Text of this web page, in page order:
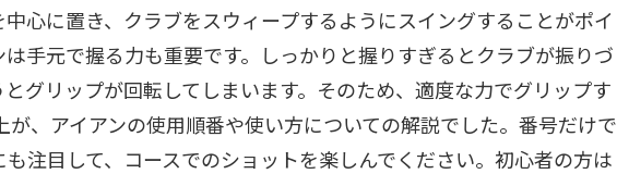
心に置き、クラブをスウィープするようにスイングすることがポイ
は手元で握る力も重要です。しっかりと握りすぎるとクラブが振りづ
グリップが回転してしまいます。そのため、適度な力でグリップす
が、アイアンの使用順番や使い方についての解説でした。番号だけで
注目して、コースでのショットを楽しんでください。初心者の方は